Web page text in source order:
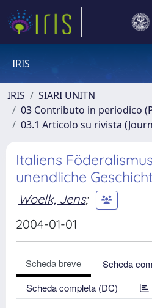
IRIS
IRIS
SIARI UNITN
03 Contributo in periodico
03.1 Articolo su rivista
Italiens
unendliche
Woelk, Jens;
2004-01-01
Scheda breve
Scheda
Scheda completa (DC)